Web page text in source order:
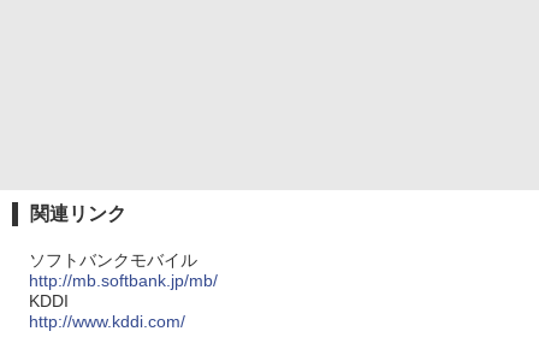
関連リンク
ソフトバンクモバイル
http://mb.softbank.jp/mb/
KDDI
http://www.kddi.com/